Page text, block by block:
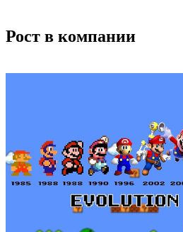
Рост в компании